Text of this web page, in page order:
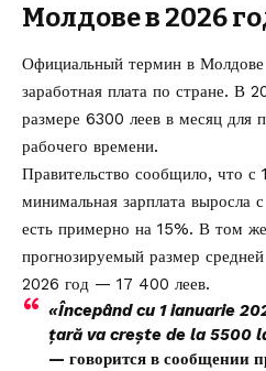
Молдове в 2026
Официальный термин в
заработная плата по стране. В
размере 6300 леев в месяц для
рабочего времени.
Правительство сообщило, что с
минимальная зарплата выросла
есть примерно на 15%. В том
прогнозируемый размер
2026 год — 17 400 леев.
«Începând cu 1 ianuarie
țară va crește de la 5500
— говорится в сообщении